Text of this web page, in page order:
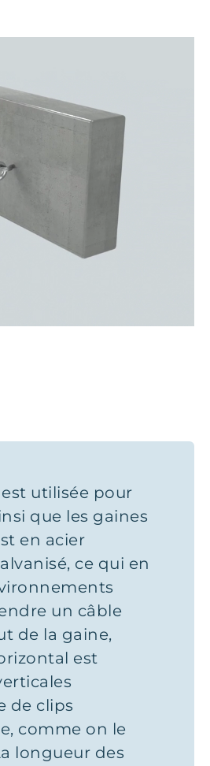
utilisée pour
que les gaines
en acier
ce qui en
un câble
de la gaine,
est
de clips
comme on le
longueur des